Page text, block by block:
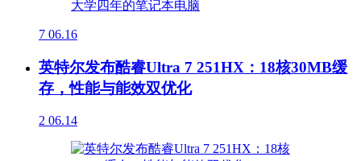
7 06.16
英特尔发布酷睿Ultra 7 251HX：18核30MB缓
存，性能与能效双优化
2 06.14